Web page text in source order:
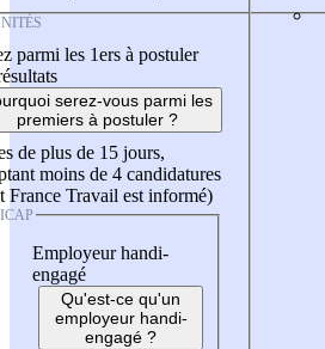
parmi les 1ers à postuler
serez-vous parmi les
premiers à postuler ?
de plus de 15 jours,
moins de 4 candidatures
France Travail est informé)
Employeur handi-
engagé
Qu'est-ce qu'un
employeur handi-
engagé ?